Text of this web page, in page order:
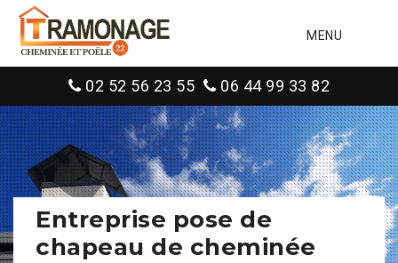
MENU
02 52 56 23 55 06 44 99 33 82
Entreprise pose de
chapeau de cheminée